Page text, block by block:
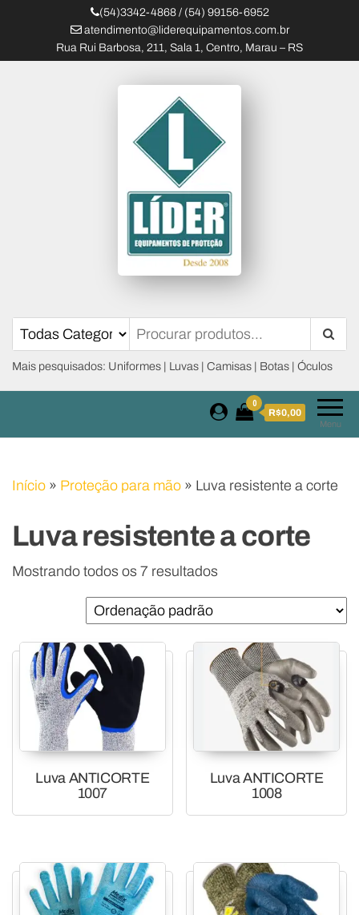
(54)3342-4868 / (54) 99156-6952
atendimento@liderequipamentos.com.br
Rua Rui Barbosa, 211, Sala 1, Centro, Marau – RS
Líder Equipamentos
Mais pesquisados: Uniformes | Luvas | Camisas | Botas | Óculos
Menu
0
R$0,00
Início » Proteção para mão » Luva resistente a corte
Luva resistente a corte
Mostrando todos os 7 resultados
Luva ANTICORTE
1007
Luva ANTICORTE
1008